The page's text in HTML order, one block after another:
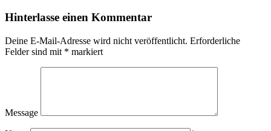
Hinterlasse einen Kommentar
Deine E-Mail-Adresse wird nicht veröffentlicht. Erforderliche
Felder sind mit * markiert
Message